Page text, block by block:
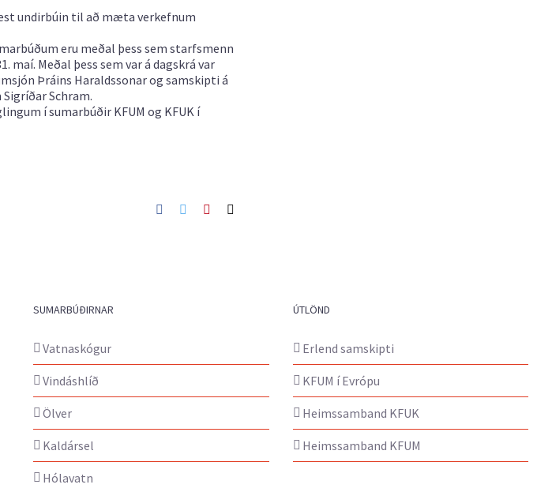
undirbúin til að mæta verkefnum
eru meðal þess sem starfsmenn
Meðal þess sem var á dagskrá var
Þráins Haraldssonar og samskipti á
Schram.
í sumarbúðir KFUM og KFUK í
Facebook
TwitterPinterest
SUMARBÚÐIRNAR
Vatnaskógur
Vindáshlíð
Ölver
Kaldársel
Hólavatn
ÚTLÖND
Erlend samskipti
KFUM í Evrópu
Heimssamband KFUK
Heimssamband KFUM